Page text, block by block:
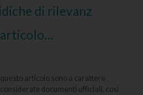
di rilevanz
articolo sono a carattere
documenti ufficiali, così